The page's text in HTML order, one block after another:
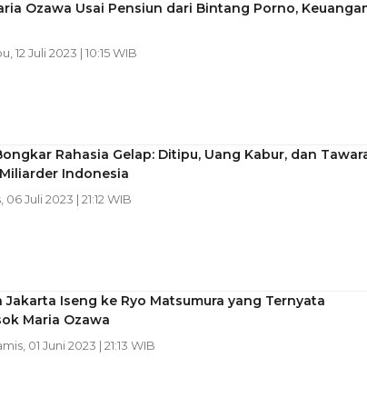
Ozawa Usai Pensiun dari Bintang Porno,
12 Juli 2023 | 10:15 WIB
Rahasia Gelap: Ditipu, Uang Kabur, dan
Indonesia
06 Juli 2023 | 21:12 WIB
Jakarta Iseng ke Ryo Matsumura yang Ternyata
Maria Ozawa
01 Juni 2023 | 21:13 WIB